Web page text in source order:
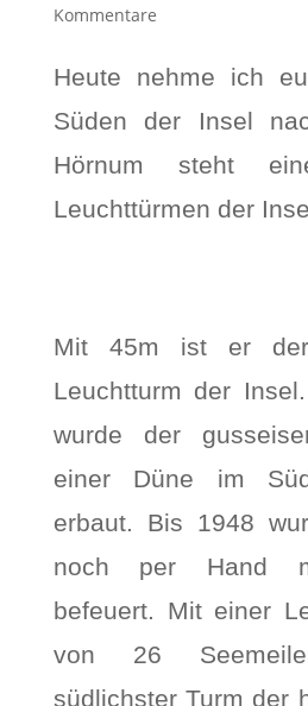
Kommentare
Heute nehme ich
Süden der Insel
Hörnum steht
Leuchttürmen der
Mit 45m ist er der
Leuchtturm der
wurde der
einer Düne im
erbaut. Bis 1948
noch per Hand
befeuert. Mit einer
von 26
südlichster Turm der